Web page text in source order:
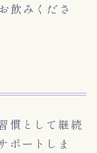
飲みくださ
慣として継続
ポートしま